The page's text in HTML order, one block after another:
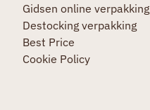
Gidsen online verpakking
Destocking verpakking
Best Price
Cookie Policy